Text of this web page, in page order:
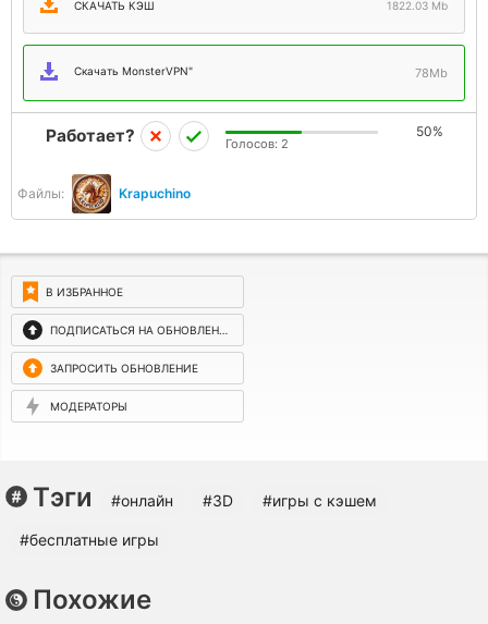
СКАЧАТЬ КЭШ 1822.03 Mb
Скачать MonsterVPN" 78Mb
Файлы: Krapuchino
Работает? 50%
Голосов: 2
В ИЗБРАННОЕ
ПОДПИСАТЬСЯ НА ОБНОВЛЕНИЯ
ЗАПРОСИТЬ ОБНОВЛЕНИЕ
МОДЕРАТОРЫ
Тэги #онлайн #3D #игры с кэшем
#бесплатные игры
Похожие